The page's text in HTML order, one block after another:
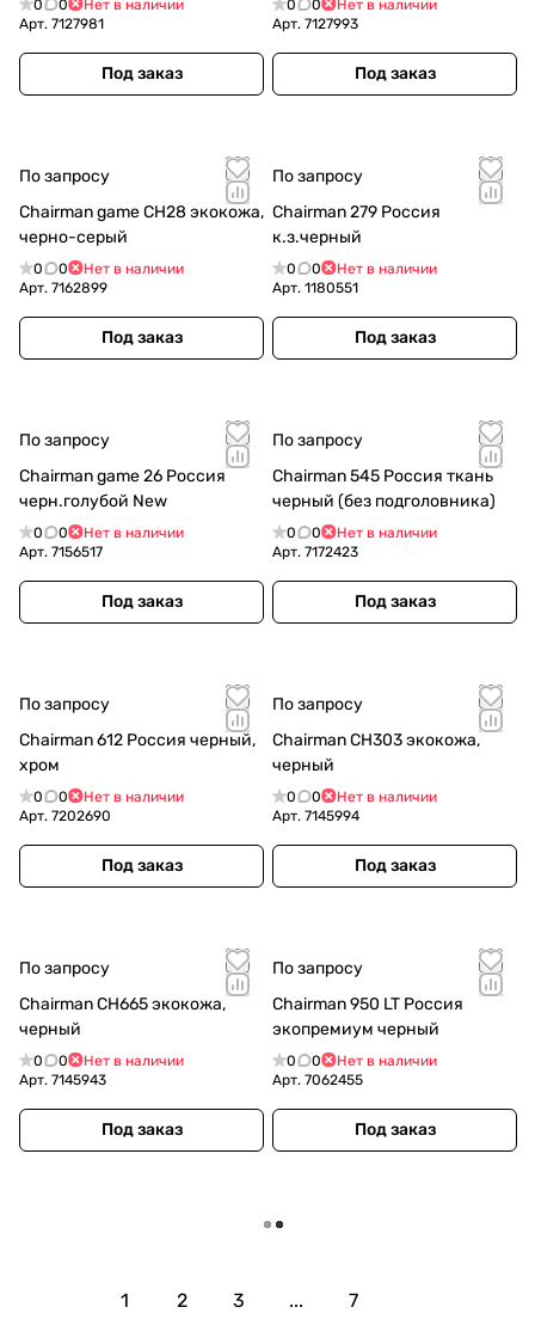
0 0
Нет в наличии
Арт. 7127981
Под заказ
0 0
Нет в наличии
Арт. 7127993
Под заказ
По запросу
Chairman game CH28 экокожа,
черно-серый
0 0
Нет в наличии
Арт. 7162899
Под заказ
По запросу
Chairman 279 Россия
к.з.черный
0 0
Нет в наличии
Арт. 1180551
Под заказ
По запросу
Chairman game 26 Россия
черн.голубой New
0 0
Нет в наличии
Арт. 7156517
Под заказ
По запросу
Chairman 545 Россия ткань
черный (без подголовника)
0 0
Нет в наличии
Арт. 7172423
Под заказ
По запросу
Chairman 612 Россия черный,
хром
0 0
Нет в наличии
Арт. 7202690
Под заказ
По запросу
Chairman CH303 экокожа,
черный
0 0
Нет в наличии
Арт. 7145994
Под заказ
По запросу
Chairman CH665 экокожа,
черный
0 0
Нет в наличии
Арт. 7145943
Под заказ
По запросу
Chairman 950 LT Россия
экопремиум черный
0 0
Нет в наличии
Арт. 7062455
Под заказ
Загрузить еще
1 2 3 ... 7